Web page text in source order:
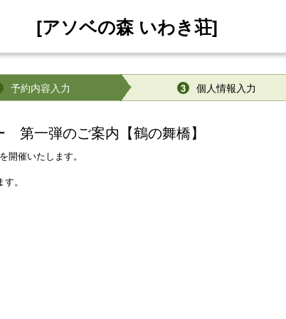
[アソベの森 いわき荘]
予約内容入力 3 個人情報入力
一弾のご案内【鶴の舞橋】
催いたします。
。